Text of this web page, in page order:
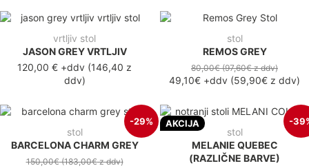
vrtljiv stol
JASON GREY VRTLJIV
120,00 € +ddv (146,40 z
ddv)
stol
REMOS GREY
80,00€(97,60€z ddv)
49,10€ +ddv (59,90€ z ddv)
-29%
stol
BARCELONA CHARM GREY
150,00€(183,00€z ddv)
AKCIJA -
stol
MELANIE QUEBEC
(RAZLIČNE BARVE)